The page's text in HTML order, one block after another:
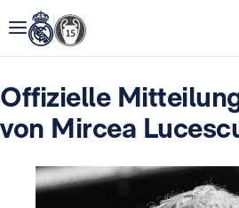
Offizielle
von Mircea